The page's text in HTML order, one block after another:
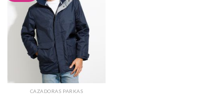
deseos
CAZADORAS PARKAS